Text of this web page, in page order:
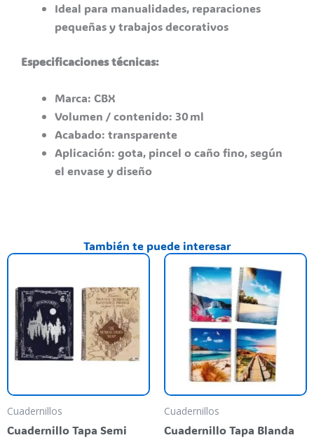
Ideal para manualidades, reparaciones
pequeñas y trabajos decorativos
Especificaciones técnicas:
Marca: CBX
Volumen / contenido: 30 ml
Acabado: transparente
Aplicación: gota, pincel o caño fino, según
el envase y diseño
También te puede interesar
Cuadernillos
Cuadernillo Tapa Semi
Este
producto
variantes.
opciones
se
pueden
elegir
Cuadernillos
Cuadernillo Tapa Blanda
se